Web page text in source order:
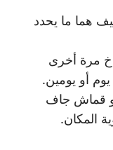
هما ما يحدد
مرة أخرى
يوم أو يومين.
قماش جاف
المكان.